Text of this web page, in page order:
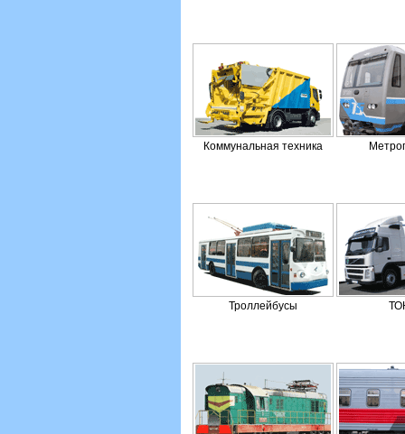
Коммунальная техника
Троллейбусы